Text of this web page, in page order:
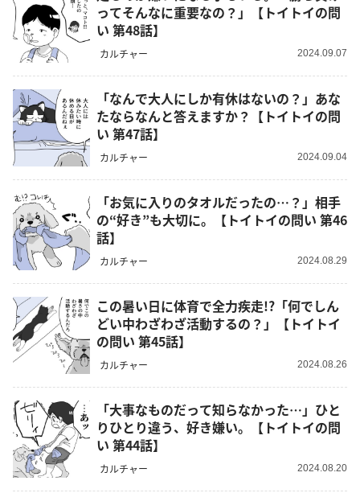
ってそんなに重要なの？」【トイトイの問
い 第48話】
カルチャー 2024.09.07
「なんで大人にしか有休はないの？」あな
たならなんと答えますか？【トイトイの問
い 第47話】
カルチャー 2024.09.04
「お気に入りのタオルだったの…？」相手
の“好き”も大切に。【トイトイの問い 第46
話】
カルチャー 2024.08.29
この暑い日に体育で全力疾走!?「何でしん
どい中わざわざ活動するの？」【トイトイ
の問い 第45話】
カルチャー 2024.08.26
「大事なものだって知らなかった…」ひと
りひとり違う、好き嫌い。【トイトイの問
い 第44話】
カルチャー 2024.08.20